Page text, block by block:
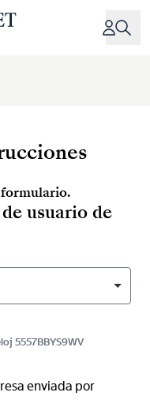
usuario de
5557BBYS9WV
enviada por